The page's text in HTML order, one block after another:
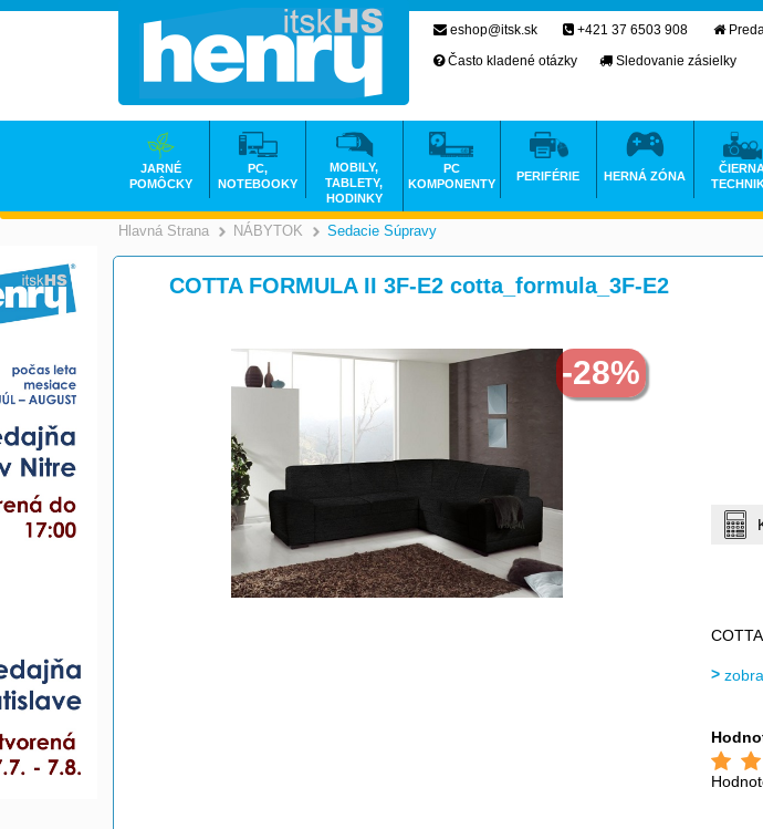
Hlavná Strana >
NÁBYTOK >
Sedacie Súpravy
COTTA FORMULA II 3F-E2 cotta_formula_3F-E2
-28%
eshop@itsk.sk +421 37 6503 908
Často kladené otázky
Sledovanie zásielky
JARNÉ
POMÔCKY
PC,
NOTEBOOKY
MOBILY,
TABLETY,
HODINKY
PC
KOMPONENTY
PERIFÉRIE HERNÁ ZÓNA